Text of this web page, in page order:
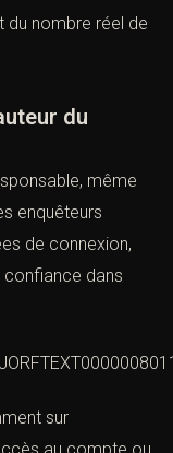
La Cour de
volontaire de
du
même
de connexion,